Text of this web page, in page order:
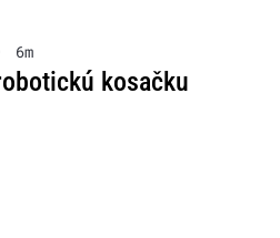
6m
kosačku